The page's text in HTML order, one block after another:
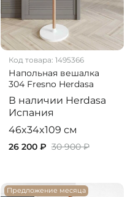
Код товара: 1495366
Напольная вешалка
304 Fresno Herdasa
В наличии Herdasa
Испания
46x34x109 см
26 200 ₽ 30 900 ₽
Предложение месяца